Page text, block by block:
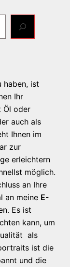
haben, ist
Ihr
Öl oder
auch als
Ihnen im
zur
erleichtern
möglich.
an Ihre
an meine E-
Es ist
kann, um
als
ist die
und die